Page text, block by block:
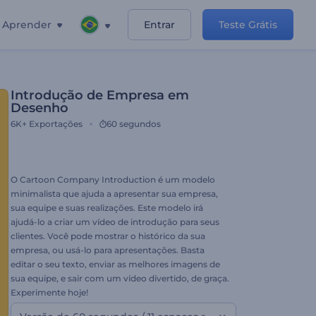
Aprender Entrar Teste Grátis
Introdução de Empresa em
Desenho
6K+ Exportações 60 segundos
O Cartoon Company Introduction é um modelo
minimalista que ajuda a apresentar sua empresa,
sua equipe e suas realizações. Este modelo irá
ajudá-lo a criar um vídeo de introdução para seus
clientes. Você pode mostrar o histórico da sua
empresa, ou usá-lo para apresentações. Basta
editar o seu texto, enviar as melhores imagens de
sua equipe, e sair com um vídeo divertido, de graça.
Experimente hoje!